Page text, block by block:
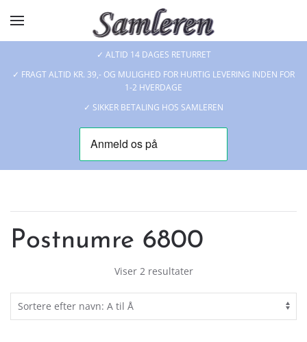
Skip to main content
✓ ALTID 14 DAGES RETURRET
✓ FRAGT ALTID KR. 39,- OG MULIGHED FOR HURTIG LEVERING INDEN FOR
1-2 HVERDAGE
✓ SIKKER BETALING HOS SAMLEREN
Postnumre 6800
Viser 2 resultater